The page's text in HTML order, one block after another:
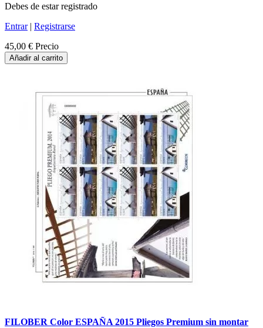
Debes de estar registrado
Entrar| Registrarse
45,00 € Precio
Añadir al carrito
FILOBER Color ESPAÑA 2015 Pliegos Premium sin montar